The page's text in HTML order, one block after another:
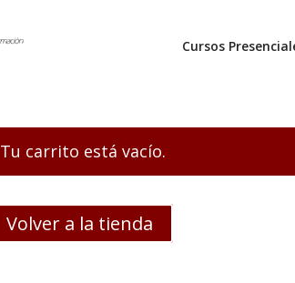
Cursos
Tu carrito está vacío.
Volver a la tienda